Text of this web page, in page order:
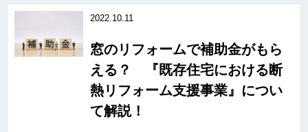
2022.10.11
窓のリフォームで補助金がもら
える？ 『既存住宅における断
熱リフォーム支援事業』につい
て解説！